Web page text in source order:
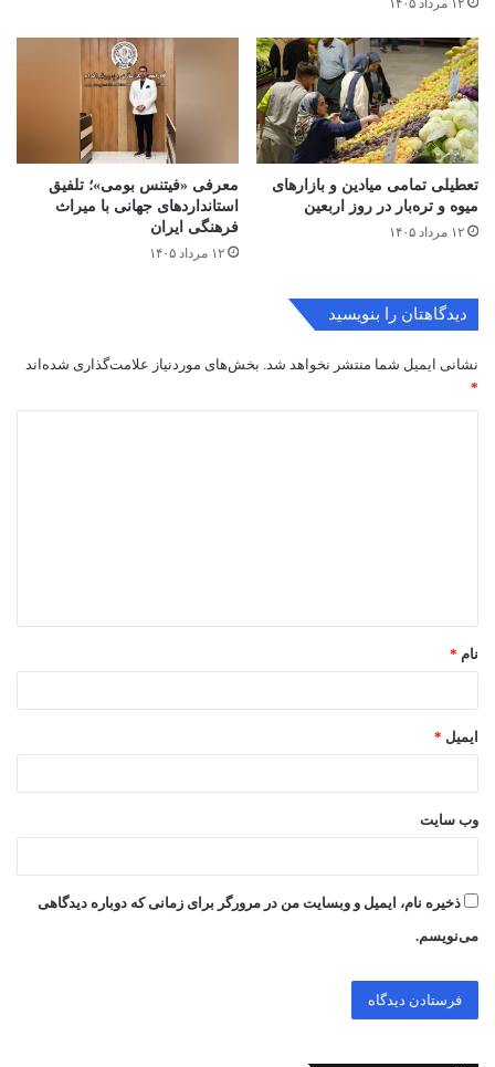
۱۲ مرداد ۱۴۰۵
تعطیلی تمامی میادین و بازارهای
میوه و تره‌بار در روز اربعین
۱۲ مرداد ۱۴۰۵
معرفی «فیتنس بومی»؛ تلفیق
استانداردهای جهانی با میراث
فرهنگی ایران
۱۲ مرداد ۱۴۰۵
دیدگاهتان را بنویسید
نشانی ایمیل شما منتشر نخواهد شد. بخش‌های موردنیاز علامت‌گذاری شده‌اند
*
*
نام *
ایمیل *
وب‌ سایت
ذخیره نام، ایمیل و وبسایت من در مرورگر برای زمانی که دوباره دیدگاهی
می‌نویسم.